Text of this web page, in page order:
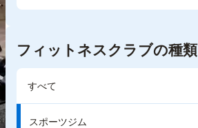
フィットネスクラブの種類
すべて
スポーツジム